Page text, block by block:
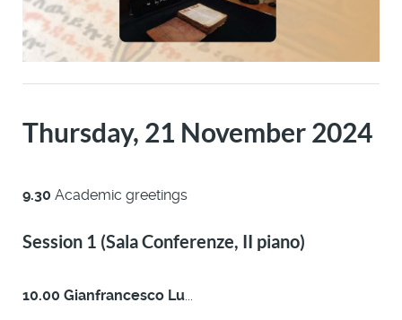
Thursday, 21 November 2024
9.30 Academic greetings
Session 1 (Sala Conferenze, II piano)
10.00 Gianfrancesco Lu...